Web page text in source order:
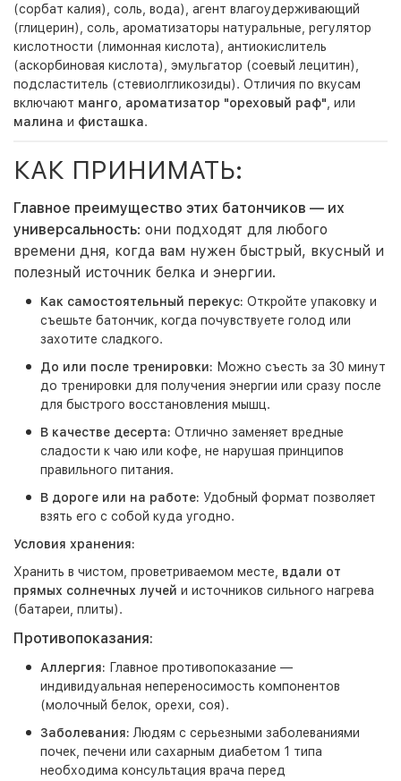
(сорбат калия), соль, вода), агент влагоудерживающий
(глицерин), соль, ароматизаторы натуральные, регулятор
кислотности (лимонная кислота), антиокислитель
(аскорбиновая кислота), эмульгатор (соевый лецитин),
подсластитель (стевиолгликозиды). Отличия по вкусам
включают манго ароматизатор "ореховый раф" , или
малина и фисташка.
КАК ПРИНИМАТЬ:
Главное преимущество этих батончиков — их
универсальность: они подходят для любого
времени дня, когда вам нужен быстрый, вкусный и
полезный источник белка и энергии.
Как самостоятельный перекус: Откройте упаковку и
съешьте батончик, когда почувствуете голод или
захотите сладкого.
До или после тренировки: Можно съесть за 30 минут
до тренировки для получения энергии или сразу после
для быстрого восстановления мышц.
В качестве десерта: Отлично заменяет вредные
сладости к чаю или кофе, не нарушая принципов
правильного питания.
В дороге или на работе: Удобный формат позволяет
взять его с собой куда угодно.
Условия хранения:
Хранить в чистом, проветриваемом месте, вдали от
прямых солнечных лучей и источников сильного нагрева
(батареи, плиты).
Противопоказания:
Аллергия: Главное противопоказание —
индивидуальная непереносимость компонентов
(молочный белок, орехи, соя).
Заболевания: Людям с серьезными заболеваниями
почек, печени или сахарным диабетом 1 типа
необходима консультация врача перед